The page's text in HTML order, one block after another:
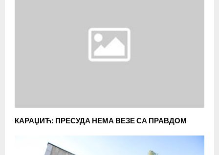
КАРАЏИЋ: ПРЕСУДА НЕМА ВЕЗЕ СА ПРАВДОМ